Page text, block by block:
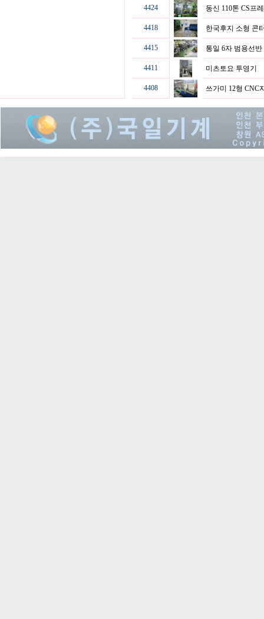
4424 동신 110톤 CS프
4418 한국후지 소형 콘
4415 통일 6자 범용선
4411 미츠토요 투영기
4408 쓰가미 12형